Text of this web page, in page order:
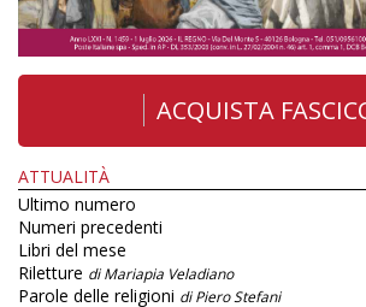
ACQUISTA
ATTUALITÀ
Ultimo numero
Numeri precedenti
Libri del mese
Riletture di Mariapia Veladiano
Parole delle religioni di Piero Stefani